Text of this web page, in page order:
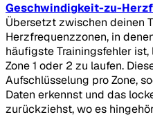
Geschwindigkeit-zu-
Übersetzt zwischen deinen
Herzfrequenzzonen, in
häufigste Trainingsfehler ist,
Zone 1 oder 2 zu laufen.
Aufschlüsselung pro Zone,
Daten erkennst und das
zurückziehst, wo es